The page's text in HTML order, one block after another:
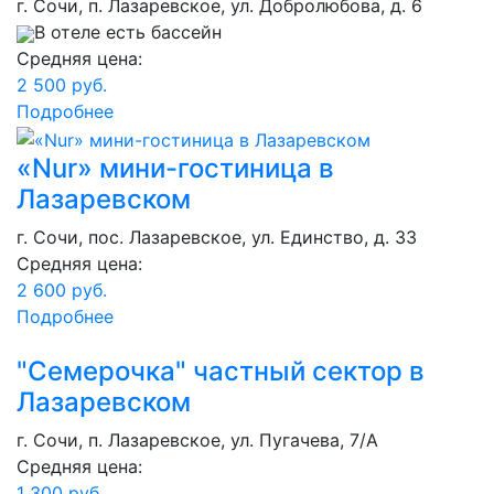
г. Сочи, п. Лазаревское, ул. Добролюбова, д. 6
В отеле есть бассейн
Средняя цена:
2 500 руб.
Подробнее
«Nur» мини-гостиница в
Лазаревском
г. Сочи, пос. Лазаревское, ул. Единство, д. 33
Средняя цена:
2 600 руб.
Подробнее
"Семерочка" частный сектор в
Лазаревском
г. Сочи, п. Лазаревское, ул. Пугачева, 7/А
Средняя цена: